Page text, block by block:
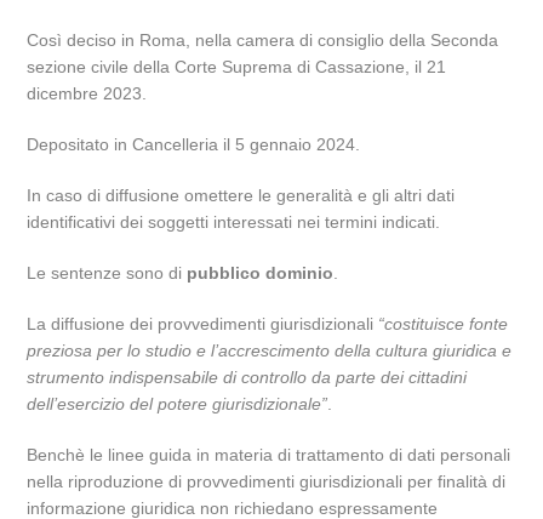
Così deciso in Roma, nella camera di consiglio della Seconda
sezione civile della Corte Suprema di Cassazione, il 21
dicembre 2023.
Depositato in Cancelleria il 5 gennaio 2024.
In caso di diffusione omettere le generalità e gli altri dati
identificativi dei soggetti interessati nei termini indicati.
Le sentenze sono di pubblico dominio
La diffusione dei provvedimenti giurisdizionali “costituisce fonte
preziosa per lo studio e l’accrescimento della cultura giuridica e
strumento indispensabile di controllo da parte dei cittadini
dell’esercizio del potere giurisdizionale”
Benchè le linee guida in materia di trattamento di dati personali
nella riproduzione di provvedimenti giurisdizionali per finalità di
informazione giuridica non richiedano espressamente